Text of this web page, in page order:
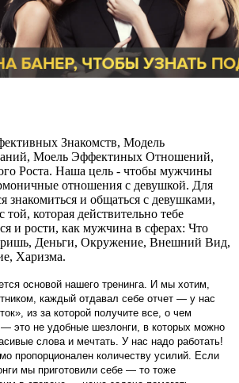
Знакомств, Модель
Моель Эффектиных Отношений,
Роста. Наша цель - чтобы мужчины
отношения с девушкой. Для
знакомиться и общаться с девушками,
той, которая действительно тебе
и рости, как мужчина в сферах: Что
Деньги, Окружение, Внешний Вид,
Харизма.
основой нашего тренинга. И мы хотим,
каждый отдавал себе отчет — у нас
из за которой получите все, о чем
это не удобные шезлонги, в которых можно
слова и мечтать. У нас надо работать!
пропорционален количеству усилий. Если
мы приготовили себе — то тоже